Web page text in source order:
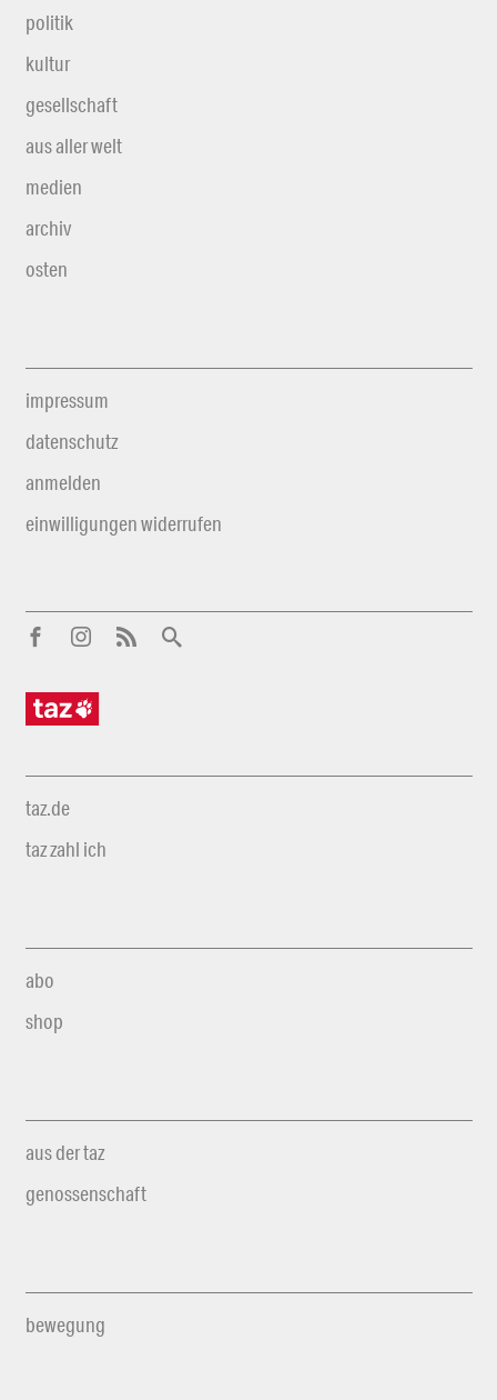
politik
kultur
gesellschaft
aus aller welt
medien
archiv
osten
impressum
datenschutz
anmelden
einwilligungen widerrufen
taz.de
taz zahl ich
abo
shop
aus der taz
genossenschaft
bewegung